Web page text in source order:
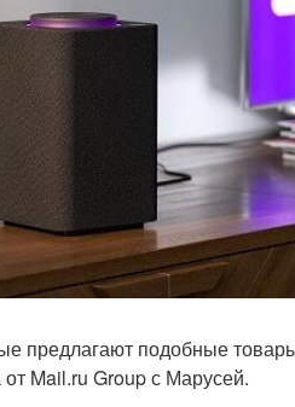
предлагают подобные
Mail.ru Group с Марусей.